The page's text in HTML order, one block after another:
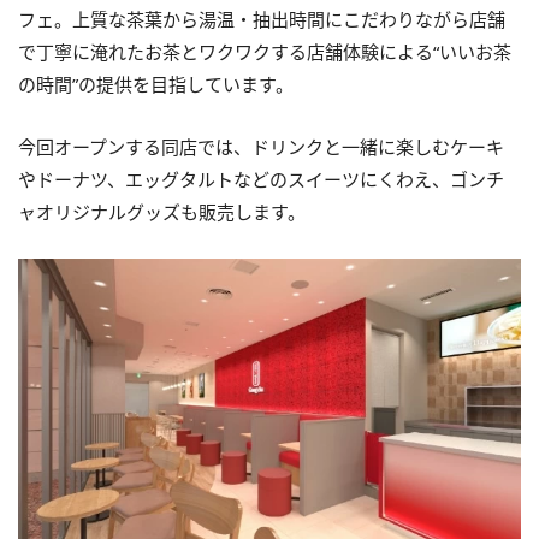
フェ。上質な茶葉から湯温・抽出時間にこだわりながら店舗
で丁寧に淹れたお茶とワクワクする店舗体験による“いいお茶
の時間”の提供を目指しています。
今回オープンする同店では、ドリンクと一緒に楽しむケーキ
やドーナツ、エッグタルトなどのスイーツにくわえ、ゴンチ
ャオリジナルグッズも販売します。